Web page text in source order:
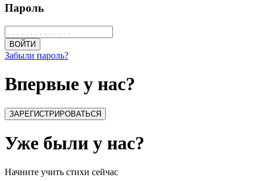
Пароль
ВОЙТИ
Забыли пароль?
Впервые у нас?
ЗАРЕГИСТРИРОВАТЬСЯ
Уже были у нас?
Начните учить стихи сейчас